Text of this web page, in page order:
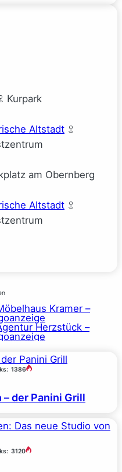
Kurpark
Altstadt
am Obernberg
Altstadt
1386
der Panini Grill
3120